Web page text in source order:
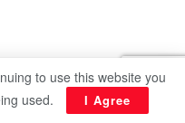
to use this website you
used.
I Agree